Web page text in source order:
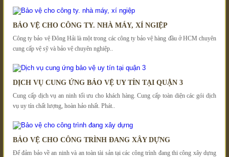
BẢO VỆ CHO CÔNG TY. NHÀ MÁY, XÍ NGIỆP
Công ty bảo vệ Đông Hải là một trong các công ty bảo vệ hàng đầu ở HCM chuyên
cung cấp vệ sỹ và bảo vệ chuyên nghiệp..
DỊCH VỤ CUNG ỨNG BẢO VỆ UY TÍN TẠI QUẬN 3
Cung cấp dịch vụ an ninh tối ưu cho khách hàng. Cung cấp toàn diện các gói dịch
vụ uy tín chất lượng, hoàn hảo nhất. Phát..
BẢO VỆ CHO CÔNG TRÌNH ĐANG XÂY DỰNG
Để đảm bảo về an ninh và an toàn tài sản tại các công trình đang thi công xây dựng